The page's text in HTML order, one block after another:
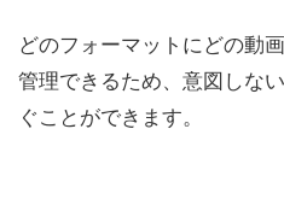
どのフォーマットにどの動
管理できるため、意図しな
ぐことができます。